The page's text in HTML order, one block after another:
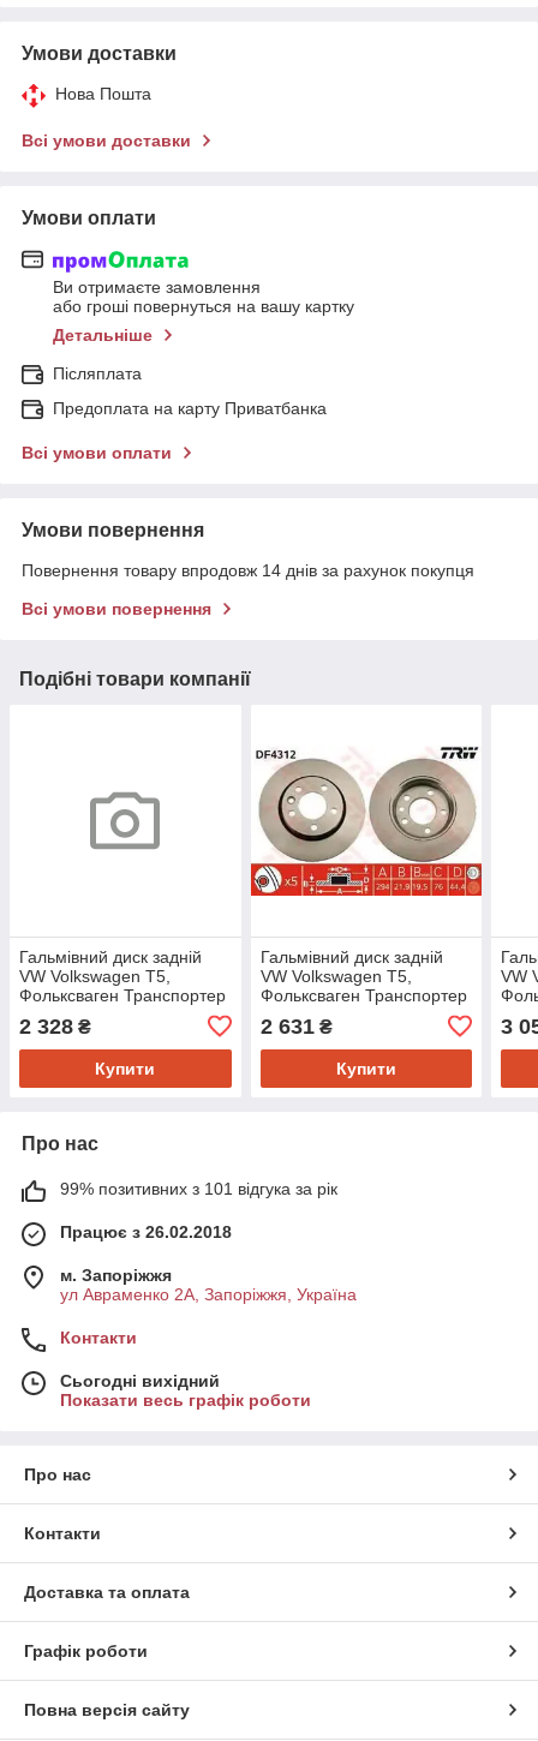
Умови доставки
Нова Пошта
Всі умови доставки
Умови оплати
Ви отримаєте замовлення
або гроші повернуться на вашу картку
Детальніше
Післяплата
Предоплата на карту Приватбанка
Всі умови оплати
Умови повернення
Повернення товару впродовж 14 днів за рахунок покупця
Всі умови повернення
Подібні товари компанії
Гальмівний диск задній
VW Volkswagen T5,
Фольксваген Транспортер
09.9582.10)
2 328 ₴
Купити
Гальмівний диск задній
VW Volkswagen T5,
Фольксваген Транспортер
2 631₴
Купити
VW
3
Про нас
99% позитивних з 101 відгука за рік
Працює з 26.02.2018
м. Запоріжжя
ул Авраменко 2А, Запоріжжя, Україна
Контакти
Сьогодні вихідний
Показати весь графік роботи
Про нас
Контакти
Доставка та оплата
Графік роботи
Повна версія сайту